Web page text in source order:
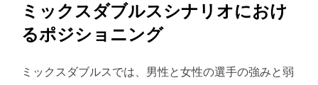
ミックスダブルスシナリオにおけ
るポジショニング
ミックスダブルスでは、男性と女性の選手の強みと弱